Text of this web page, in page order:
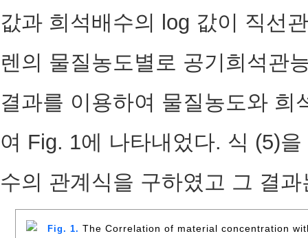
값과 희석배수의 log 값이 직선
렌의 물질농도별로 공기희석관
결과를 이용하여 물질농도와
여 Fig. 1에 나타내었다. 식 (5)
수의 관계식을 구하였고 그 결
Fig. 1. The Correlation of material concentration